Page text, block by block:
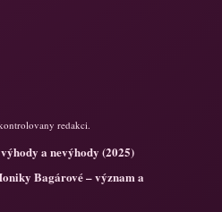
redakci.
a nevýhody (2025)
Bagárové – význam a